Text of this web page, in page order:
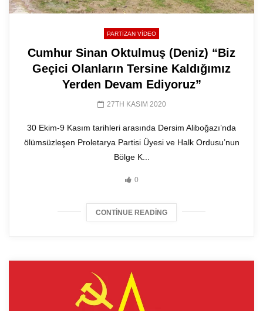
PARTIZAN VIDEO
Cumhur Sinan Oktulmuş (Deniz) “Biz
Geçici Olanların Tersine Kaldığımız
Yerden Devam Ediyoruz”
27TH KASIM 2020
30 Ekim-9 Kasım tarihleri arasında Dersim Aliboğazı’nda
ölümsüzleşen Proletarya Partisi Üyesi ve Halk Ordusu’nun
Bölge K...
0
CONTINUE READING